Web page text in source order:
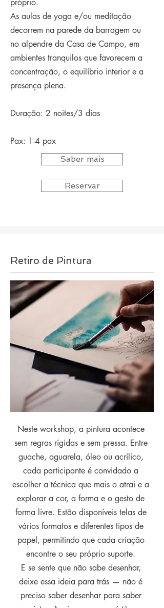
próprio.
As aulas de yoga e/ou meditação
decorrem na parede da barragem ou
no alpendre da Casa de Campo, em
ambientes tranquilos que favorecem a
concentração, o equilíbrio interior e a
presença plena.
Duração: 2 noites/3 dias
Pax: 1-4 pax​
Saber mais
Reservar
Retiro de Pintura
Neste workshop, a pintura acontece
sem regras rígidas e sem pressa. Entre
guache, aguarela, óleo ou acrílico,
cada participante é convidado a
escolher a técnica que mais o atrai e a
explorar a cor, a forma e o gesto de
forma livre. Estão disponíveis telas de
vários formatos e diferentes tipos de
papel, permitindo que cada criação
encontre o seu próprio suporte.
E se sente que não sabe desenhar,
deixe essa ideia para trás — não é
preciso saber desenhar para saber